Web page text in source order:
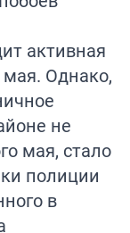
активная
Однако,
не
мая, стало
полиции
в